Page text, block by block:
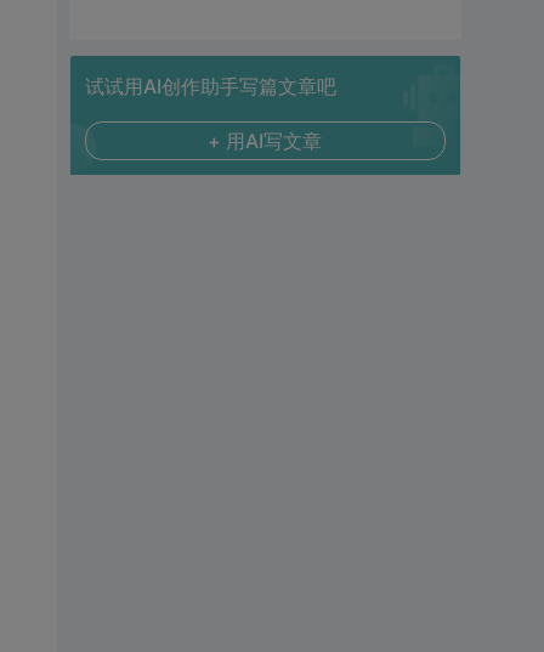
试试用AI创作助手写篇文章吧
+ 用AI写文章